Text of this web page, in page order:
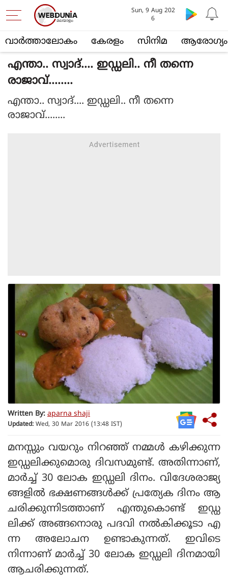
വാര്‍ത്താലോകം കേരളം സിനിമ ആരോഗ്യം
Sun, 9 Aug 202
6
എന്താ.. സ്വാദ്.... ഇഡ്ഡലി.. നീ തന്നെ
രാജാവ്........
എന്താ.. സ്വാദ്.... ഇഡ്ഡലി.. നീ തന്നെ
രാജാവ്........
Written By: aparna shaji
Updated: Wed, 30 Mar 2016 (13:48 IST)
മനസ്സും വയറും നിറഞ്ഞ് നമ്മൾ കഴിക്കുന്ന
ഇഡ്ഡലിക്കുമൊരു ദിവസമുണ്ട്. അതിന്നാണ്,
മാർച്ച് 30 ലോക ഇഡ്ഡലി ദിനം. വിദേശരാജ്യ
ങ്ങ‌ളിൽ ഭക്ഷണങ്ങ‌ൾക്ക് പ്രത്യേക ദിനം ആ
ചരിക്കുന്നിടത്താണ് എന്തുകൊണ്ട് ഇഡ്ഡ
ലിക്ക് അങ്ങനൊരു പദവി നൽകിക്കൂടാ എ
ന്ന അലോചന ഉണ്ടാകുന്നത്. ഇവിടെ
നിന്നാണ് മാർച്ച് 30 ലോക ഇഡ്ഡലി ദിനമായി
ആചരിക്കുന്നത്.